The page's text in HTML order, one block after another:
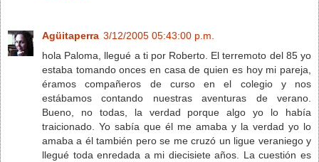
Agüitaperra 3/12/2005 05:43:00 p.m.
hola Paloma, llegué a ti por Roberto. El terremoto del 85 yo
estaba tomando onces en casa de quien es hoy mi pareja,
éramos compañeros de curso en el colegio y nos
estábamos contando nuestras aventuras de verano.
Bueno, no todas, la verdad porque algo yo lo había
traicionado. Yo sabía que él me amaba y la verdad yo lo
amaba a él también pero se me cruzó un ligue veraniego y
llegué toda enredada a mi diecisiete años. La cuestión es